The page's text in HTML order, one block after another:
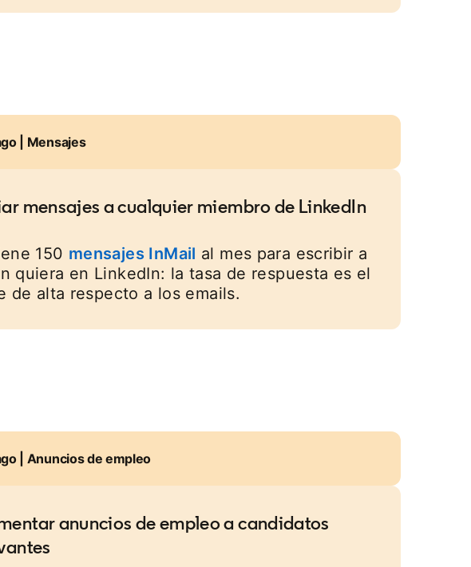
| Mensajes
mensajes a cualquier miembro de LinkedIn
150 mensajes InMail opens in a new tab
al mes para escribir a
quiera en LinkedIn: la tasa de respuesta es el
de alta respecto a los emails.
| Anuncios de empleo
anuncios de empleo a candidatos